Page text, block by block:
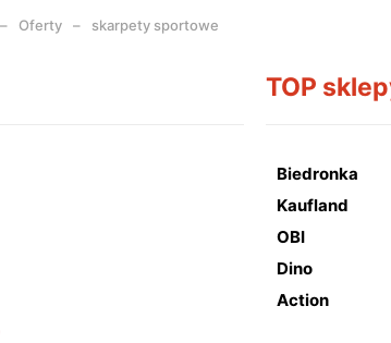
Oferty skarpety sportowe
TOP
Biedronka
Kaufland
OBI
Dino
Action